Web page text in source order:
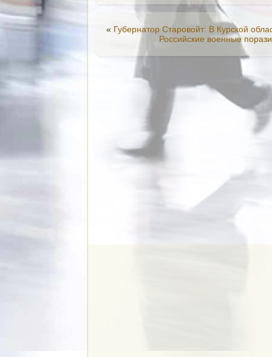
« Губернатор Старовойт: В Курской
Российские военные